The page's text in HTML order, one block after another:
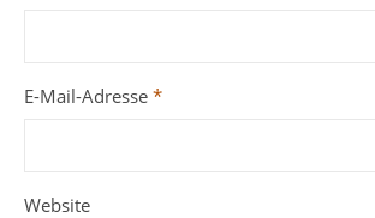
E-Mail-Adresse *
Website